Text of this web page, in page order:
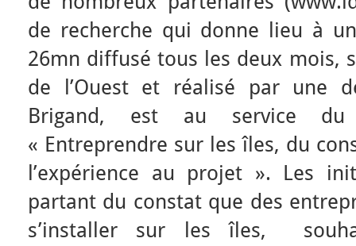
de recherche qui donne lieu à
26mn diffusé tous les deux mois,
de l’Ouest et réalisé par une
Brigand, est au service du
« Entreprendre sur les îles, du
l’expérience au projet ». Les
partant du constat que des
s’installer sur les îles,